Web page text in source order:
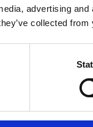
advertising
collected
Positie